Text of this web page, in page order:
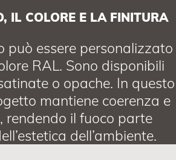
IL COLORE E LA FINITURA
può essere personalizzato
RAL. Sono disponibili
o opache. In questo
mantiene coerenza e
rendendo il fuoco parte
dell’ambiente.